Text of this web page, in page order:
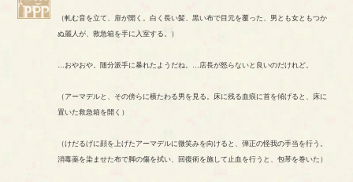
（軋む音を立て、扉が開く。白く長い髪、黒い布で目元を覆った、男とも女ともつか
ぬ麗人が、救急箱を手に入室する。）
…おやおや。随分派手に暴れたようだね。…店長が怒らないと良いのだけれど。
（アーマデルと、その傍らに横たわる男を見る。床に残る血痕に首を傾げると、床に
置いた救急箱を開く）
（けだるげに顔を上げたアーマデルに微笑みを向けると、弾正の怪我の手当を行う。
消毒薬を染ませた布で脚の傷を拭い、回復術を施して止血を行うと、包帯を巻いた）